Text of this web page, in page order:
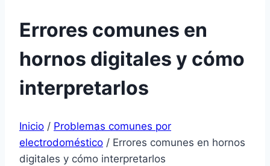
Errores comunes en
hornos digitales y cómo
interpretarlos
Inicio / Problemas comunes por
electrodoméstico / Errores comunes en hornos
digitales y cómo interpretarlos